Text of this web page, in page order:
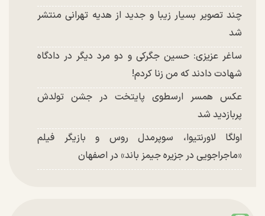
چند تصویر بسیار زیبا و جدید از هدیه تهرانی منتشر
شد
ساغر عزیزی: حسین جگرکی و دو مرد دیگر در دادگاه
شهادت دادند که من زنا کردم!
عکس همسر ارسطوی پایتخت در جشن تولدش
پربازدید شد
اولگا لاورنتیوا، سوپرمدل روس و بازیگر فیلم
«ماجراجویی در جزیره جیمز باند» در اصفهان